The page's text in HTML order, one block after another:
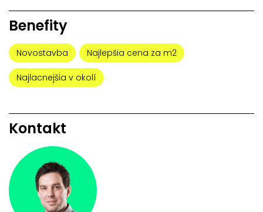
Benefity
Novostavba Najlepšia cena za m2
Najlacnejšia v okolí
Kontakt